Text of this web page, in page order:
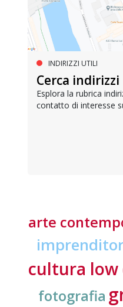
INDIRIZZI UTILI
Cerca
Esplora la rubrica
contatto di interesse
arte
cultura low
fotografia